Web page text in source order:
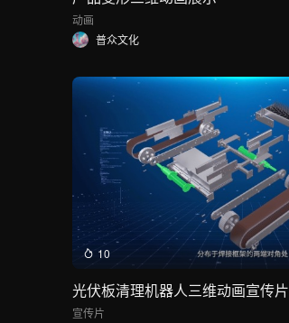
动画
普众文化
10
光伏板清理机器人三维动画宣传片
宣传片